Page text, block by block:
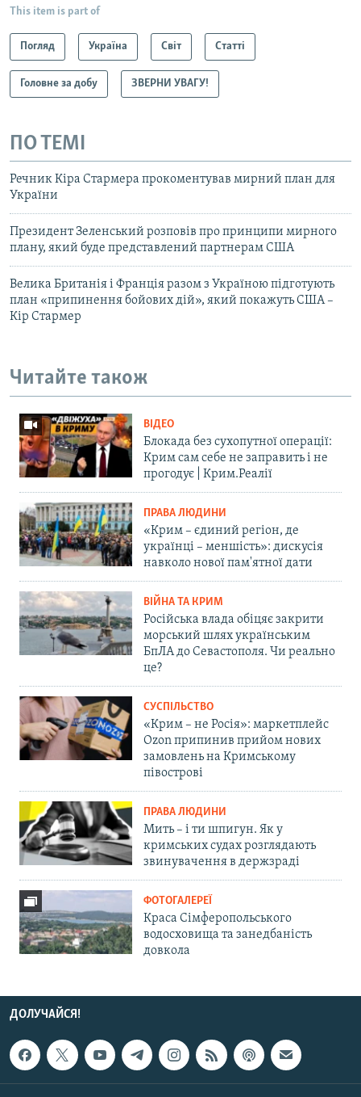
This item is part of
Погляд Україна Світ Статті
Головне за добу ЗВЕРНИ УВАГУ!
ПО ТЕМІ
Речник Кіра Стармера прокоментував мирний план для
України
Президент Зеленський розповів про принципи мирного
плану, який буде представлений партнерам США
Велика Британія і Франція разом з Україною підготують
план «припинення бойових дій», який покажуть США –
Кір Стармер
Читайте також
ВІДЕО
Блокада без сухопутної операції:
Крим сам себе не заправить і не
прогодує | Крим.Реалії
ПРАВА ЛЮДИНИ
«Крим – єдиний регіон, де
українці – меншість»: дискусія
навколо нової пам'ятної дати
ВІЙНА ТА КРИМ
Російська влада обіцяє закрити
морський шлях українським
БпЛА до Севастополя. Чи реально
це?
СУСПІЛЬСТВО
«Крим – не Росія»: маркетплейс
Ozon припинив прийом нових
замовлень на Кримському
півострові
ПРАВА ЛЮДИНИ
Мить – і ти шпигун. Як у
кримських судах розглядають
звинувачення в держзраді
ФОТОГАЛЕРЕЇ
Краса Сімферопольського
водосховища та занедбаність
довкола
ДОЛУЧАЙСЯ!